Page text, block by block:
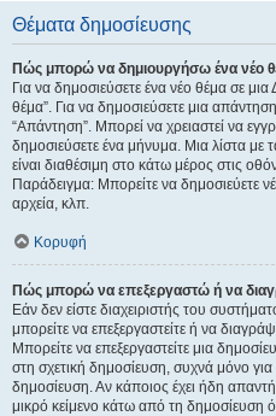
Θέματα δημοσίευσης
Πώς μπορώ να δημιουργήσω ένα νέο
Για να δημοσιεύσετε ένα νέο θέμα σε
θέμα”. Για να δημοσιεύσετε μια
“Απάντηση”. Μπορεί να χρειαστεί να
δημοσιεύσετε ένα μήνυμα. Μια λίστα με
είναι διαθέσιμη στο κάτω μέρος στις
Παράδειγμα: Μπορείτε να δημοσιεύετε
αρχεία, κλπ.
Κορυφή
Πώς μπορώ να επεξεργαστώ ή να
Εάν δεν είστε διαχειριστής του
μπορείτε να επεξεργαστείτε ή να
Μπορείτε να επεξεργαστείτε μια
στη σχετική δημοσίευση, συχνά μόνο
δημοσίευση. Αν κάποιος έχει ήδη
μικρό κείμενο κάτω από τη δημοσίευση